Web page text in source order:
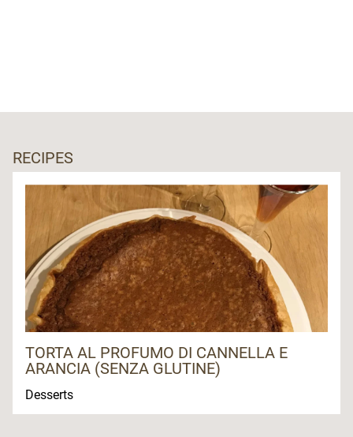
RECIPES
TORTA AL PROFUMO DI CANNELLA E
ARANCIA (SENZA GLUTINE)
Desserts